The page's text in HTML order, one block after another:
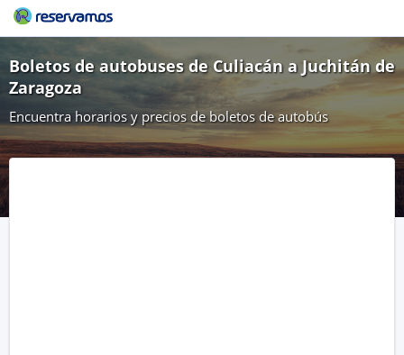
Boletos de autobuses de Culiacán a Juchitán de
Zaragoza
Encuentra horarios y precios de boletos de autobús